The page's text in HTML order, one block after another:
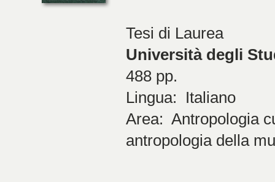
Tesi di Laurea
Università degli
488 pp.
Lingua: Italiano
Area: Antropologia
antropologia della